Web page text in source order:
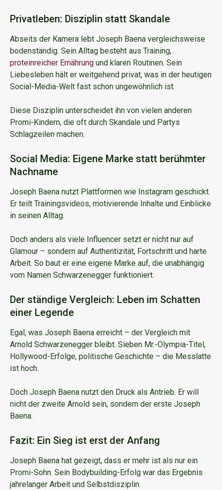
Privatleben: Disziplin statt Skandale
Abseits der Kamera lebt Joseph Baena vergleichsweise
bodenständig. Sein Alltag besteht aus Training,
proteinreicher Ernährung und klaren Routinen. Sein
Liebesleben hält er weitgehend privat, was in der heutigen
Social-Media-Welt fast schon ungewöhnlich ist.
Diese Disziplin unterscheidet ihn von vielen anderen
Promi-Kindern, die oft durch Skandale und Partys
Schlagzeilen machen.
Social Media: Eigene Marke statt berühmter
Nachname
Joseph Baena nutzt Plattformen wie Instagram geschickt.
Er teilt Trainingsvideos, motivierende Inhalte und Einblicke
in seinen Alltag.
Doch anders als viele Influencer setzt er nicht nur auf
Glamour – sondern auf Authentizität, Fortschritt und harte
Arbeit. So baut er eine eigene Marke auf, die unabhängig
vom Namen Schwarzenegger funktioniert.
Der ständige Vergleich: Leben im Schatten
einer Legende
Egal, was Joseph Baena erreicht – der Vergleich mit
Arnold Schwarzenegger bleibt. Sieben Mr.-Olympia-Titel,
Hollywood-Erfolge, politische Geschichte – die Messlatte
ist hoch.
Doch Joseph Baena nutzt den Druck als Antrieb. Er will
nicht der zweite Arnold sein, sondern der erste Joseph
Baena.
Fazit: Ein Sieg ist erst der Anfang
Joseph Baena hat gezeigt, dass er mehr ist als nur ein
Promi-Sohn. Sein Bodybuilding-Erfolg war das Ergebnis
jahrelanger Arbeit und Selbstdisziplin.